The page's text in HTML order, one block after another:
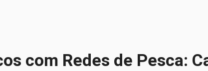
com Redes de Pesca: